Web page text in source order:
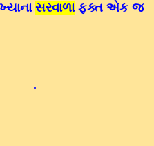
સરવાળાફક્ત એક જ